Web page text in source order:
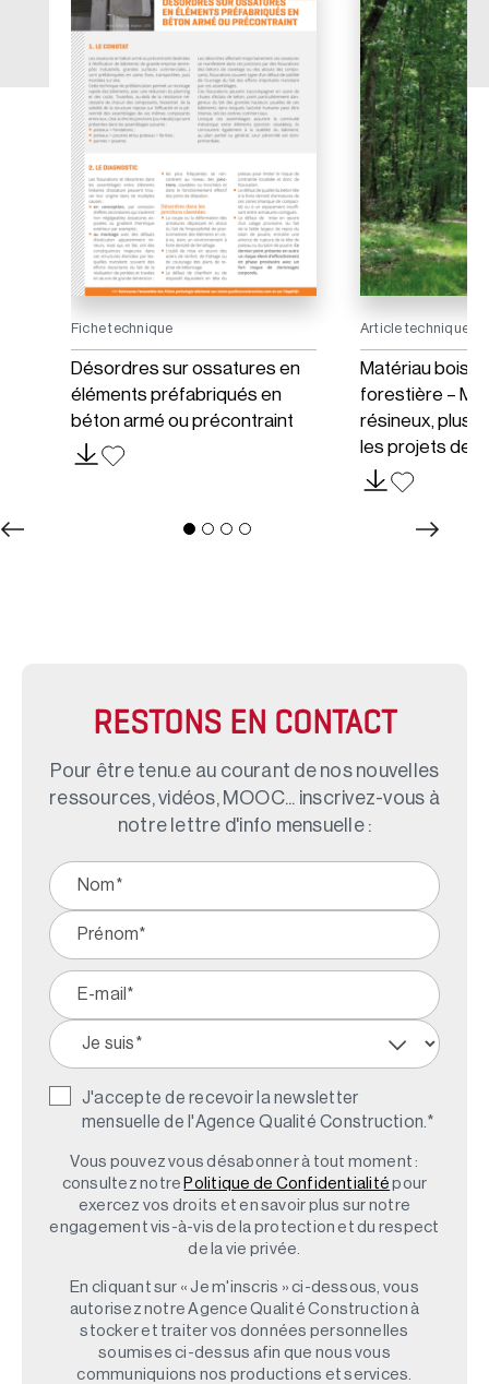
Fiche technique
Désordres sur ossatures en
éléments préfabriqués en
béton armé ou précontraint
Article technique
Matériau bois
forestière –
résineux, plus
les projets de
RESTONS EN CONTACT
Pour être tenu.e au courant de nos nouvelles
ressources, vidéos, MOOC... inscrivez-vous à
notre lettre d'info mensuelle :
J'accepte de recevoir la newsletter
mensuelle de l'Agence Qualité Construction. *
Vous pouvez vous désabonner à tout moment :
consultez notre Politique de Confidentialité pour
exercez vos droits et en savoir plus sur notre
engagement vis-à-vis de la protection et du respect
de la vie privée.
En cliquant sur « Je m'inscris » ci-dessous, vous
autorisez notre Agence Qualité Construction à
stocker et traiter vos données personnelles
soumises ci-dessus afin que nous vous
communiquions nos productions et services.